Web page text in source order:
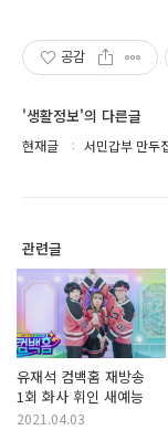
공감
'생활정보'의 다른글
현재글 서민갑부 만두
관련글
유재석 컴백홈 재방송
1회 화사 휘인 새예능
2021.04.03